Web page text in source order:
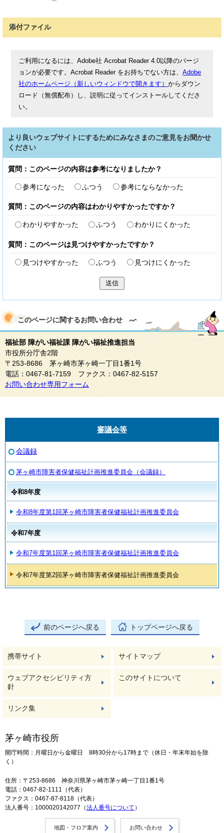
添付ファイル
ご利用になるには、Adobe社 Acrobat Reader 4.0以降のバージ
ョンが必要です。Acrobat Reader をお持ちでない方は、Adobe
社のホームページ（新しいウィンドウで開きます）からダウン
ロード（無償配布）し、説明に従ってインストールしてくださ
い。
より良いウェブサイトにするためにみなさまのご意見をお聞かせ
ください
質問：このページの内容は参考になりましたか？
参考になった ふつう 参考にならなかった
質問：このページの内容はわかりやすかったですか？
わかりやすかった ふつう わかりにくかった
質問：このページは見つけやすかったですか？
見つけやすかった ふつう 見つけにくかった
送信
このページに関するお問い合わせ
福祉部 障がい福祉課 障がい福祉推進担当
市役所分庁舎2階
〒253-8686 茅ヶ崎市茅ヶ崎一丁目1番1号
電話：0467-81-7159 ファクス：0467-82-5157
お問い合わせ専用フォーム
審議会等
会議録
茅ヶ崎市障害者保健福祉計画推進委員会（会議録）
令和8年度
令和8年度第1回茅ヶ崎市障害者保健福祉計画推進委員会
令和7年度
令和7年度第1回茅ヶ崎市障害者保健福祉計画推進委員会
令和7年度第2回茅ヶ崎市障害者保健福祉計画推進委員会
前のページへ戻る トップページへ戻る
携帯サイト サイトマップ
ウェブアクセシビリティ方
針
このサイトについて
リンク集
茅ヶ崎市役所
開庁時間：月曜日から金曜日 8時30分から17時まで（休日・年末年始を除
く）
住所：〒253-8686 神奈川県茅ヶ崎市茅ヶ崎一丁目1番1号
電話：0467-82-1111（代表）
ファクス：0467-87-8118（代表）
法人番号：1000020142077（法人番号について ）
地図・フロア案内 お問い合わせ